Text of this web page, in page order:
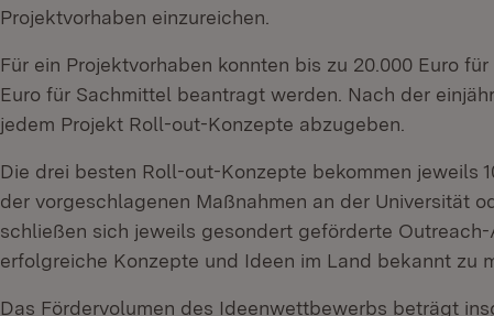
Projektvorhaben einzureichen.
Für ein Projektvorhaben konnten bis zu 20.000 Euro
Euro für Sachmittel beantragt werden. Nach der
jedem Projekt Roll-out-Konzepte abzugeben.
Die drei besten Roll-out-Konzepte bekommen jeweils
der vorgeschlagenen Maßnahmen an der Universität
schließen sich jeweils gesondert geförderte
erfolgreiche Konzepte und Ideen im Land bekannt zu
Das Fördervolumen des Ideenwettbewerbs beträgt